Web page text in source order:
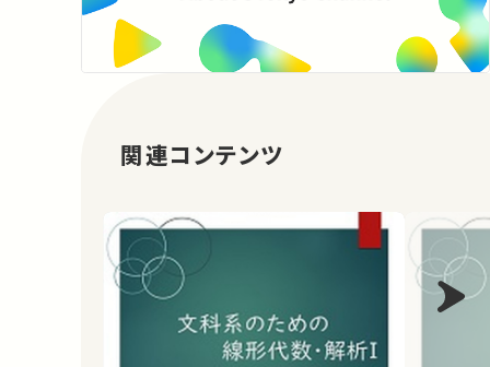
関連コンテンツ